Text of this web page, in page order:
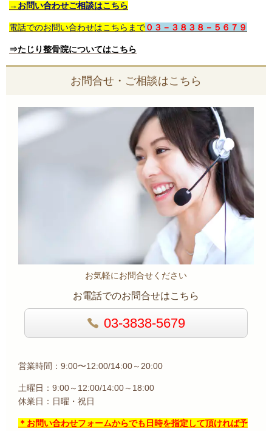
→お問い合わせご相談はこちら
電話でのお問い合わせはこちらまで０３－３８３８－５６７９
⇒たじり整骨院についてはこちら
お問合せ・ご相談はこちら
お気軽にお問合せください
お電話でのお問合せはこちら
03-3838-5679
営業時間：9:00〜12:00/14:00～20:00
土曜日：9:00～12:00/14:00～18:00
休業日：日曜・祝日
＊お問い合わせフォームからでも日時を指定して頂ければ予